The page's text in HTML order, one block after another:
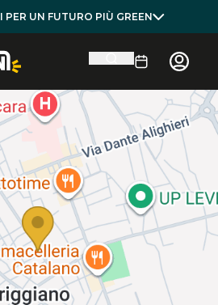
PER UN FUTURO PIÙ GREEN